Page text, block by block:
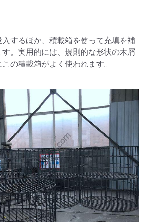
するほか、積載箱を使って充填を補
。実用的には、規則的な形状の木屑
の積載箱がよく使われます。